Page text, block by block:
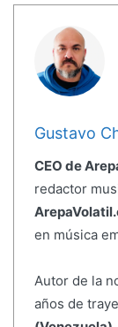
Gustavo
CEO de
redactor
en música
Autor de la
años de